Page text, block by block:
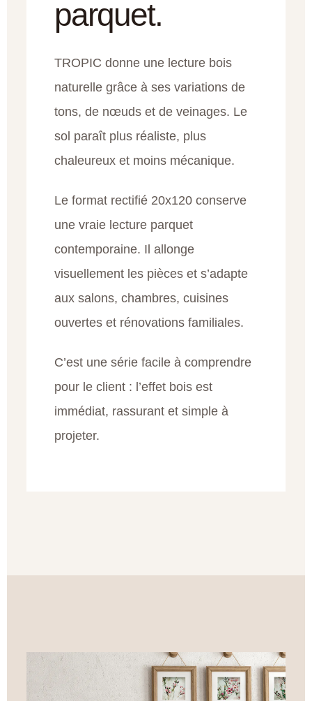
parquet.
TROPIC donne une lecture bois
naturelle grâce à ses variations de
tons, de nœuds et de veinages. Le
sol paraît plus réaliste, plus
chaleureux et moins mécanique.
Le format rectifié 20x120 conserve
une vraie lecture parquet
contemporaine. Il allonge
visuellement les pièces et s’adapte
aux salons, chambres, cuisines
ouvertes et rénovations familiales.
C’est une série facile à comprendre
pour le client : l’effet bois est
immédiat, rassurant et simple à
projeter.